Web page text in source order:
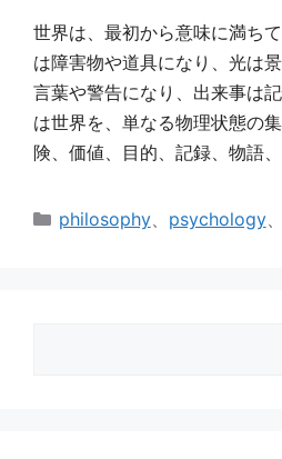
世界は、最初から意味に満ち
は障害物や道具になり、光は
言葉や警告になり、出来事は
は世界を、単なる物理状態の
険、価値、目的、記録、物語
カ
philosophy、 psychology、